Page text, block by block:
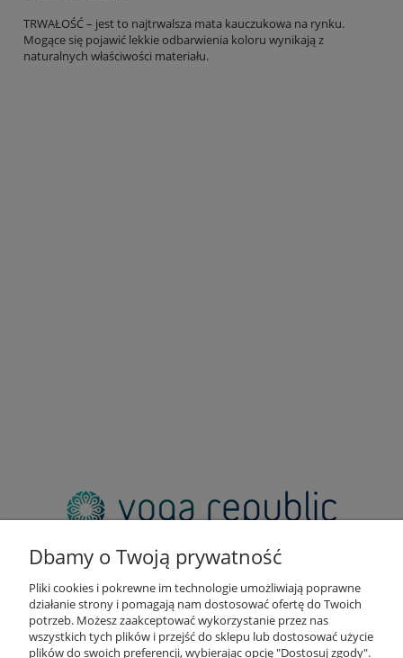
TRWAŁOŚĆ – jest to najtrwalsza mata kauczukowa na rynku.
Mogące się pojawić lekkie odbarwienia koloru wynikają z
naturalnych właściwości materiału.
email:
sklep@yogarepublic.pl
telefon:
+48 790 805 853
Dbamy o Twoją prywatność
Pliki cookies i pokrewne im technologie umożliwiają poprawne
działanie strony i pomagają nam dostosować ofertę do Twoich
potrzeb. Możesz zaakceptować wykorzystanie przez nas
wszystkich tych plików i przejść do sklepu lub dostosować użycie
plików do swoich preferencji, wybierając opcję "Dostosuj zgody".